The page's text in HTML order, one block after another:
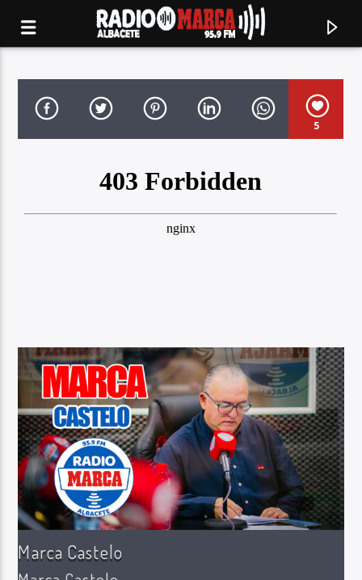
Albacete
Radio Marca AB
5
Marca Castelo